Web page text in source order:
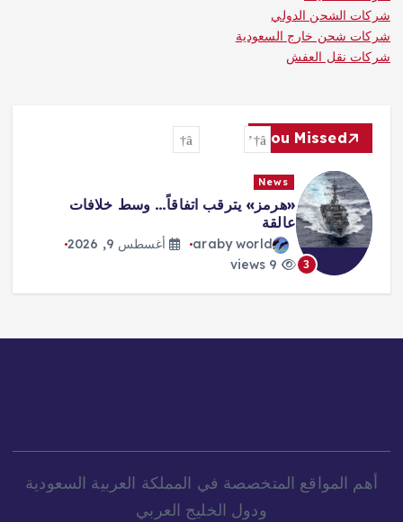
شركات الشحن الدولي
شركات شحن خارج السعودية
شركات نقل العفش
You Missed
3
News
«هرمز» يترقب اتفاقاً… وسط خلافات
عالقة
araby world
أغسطس 9, 2026
أهم المواقع المتخصصة في المملكة العربية السعودية
ودول الخليج العربي